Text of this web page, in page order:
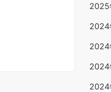
2025
2024
2024
2024
2024